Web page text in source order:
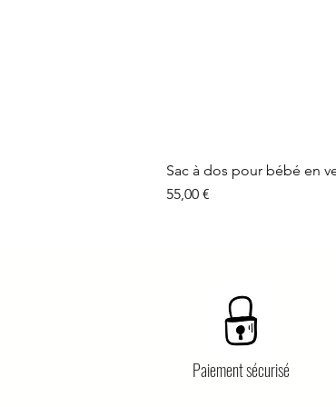
Sac à dos pour bébé en
Prix
55,00 €
Paiement sécurisé